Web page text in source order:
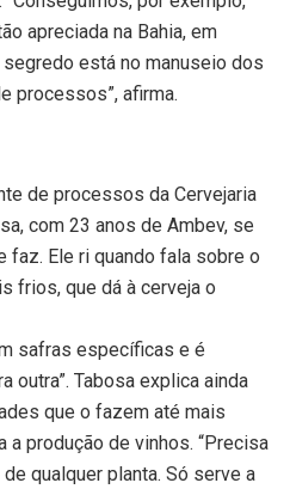
apreciada na Bahia, em
está no manuseio dos
processos”, afirma.
de processos da Cervejaria
com 23 anos de Ambev, se
faz. Ele ri quando fala sobre o
frios, que dá à cerveja o
safras específicas e é
outra”. Tabosa explica ainda
que o fazem até mais
produção de vinhos. “Precisa
qualquer planta. Só serve a